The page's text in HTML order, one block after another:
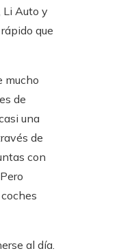
Li Auto y
que
mucho
de
una
de
con
al día.